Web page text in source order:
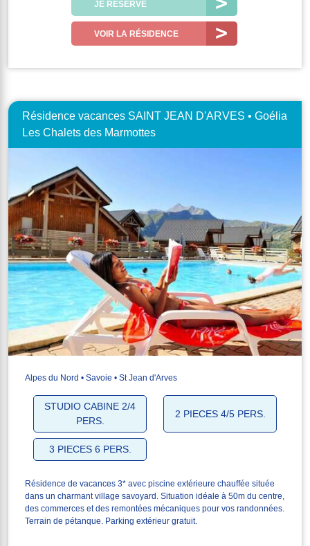
JE RÉSERVE
VOIR LA RÉSIDENCE
Résidence vacances SAINT JEAN D'ARVES • Goélia
Les Chalets des Marmottes
Alpes du Nord • Savoie • St Jean d'Arves
STUDIO CABINE 2/4
PERS.
2 PIECES 4/5 PERS.
3 PIECES 6 PERS.
Résidence de vacances 3* avec piscine extérieure chauffée située
dans un charmant village savoyard. Situation idéale à 50m du centre,
des commerces et des remontées mécaniques pour vos randonnées.
Terrain de pétanque. Parking extérieur gratuit.